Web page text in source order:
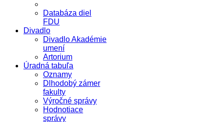
Databáza diel
FDU
Divadlo
Divadlo Akadémie
umení
Artorium
Úradná tabuľa
Oznamy
Dlhodobý zámer
fakulty
Výročné správy
Hodnotiace
správy